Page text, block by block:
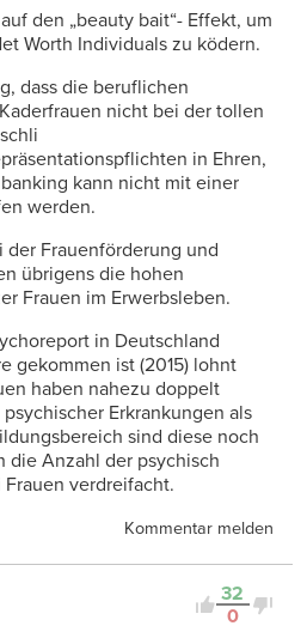
den „beauty bait“- Effekt, um
Worth Individuals zu ködern.
dass die beruflichen
nicht bei der tollen
in Ehren,
kann nicht mit einer
werden.
der Frauenförderung und
übrigens die hohen
Frauen im Erwerbsleben.
in Deutschland
gekommen ist (2015) lohnt
haben nahezu doppelt
Erkrankungen als
sind diese noch
die Anzahl der psychisch
verdreifacht.
Kommentar melden
32
0